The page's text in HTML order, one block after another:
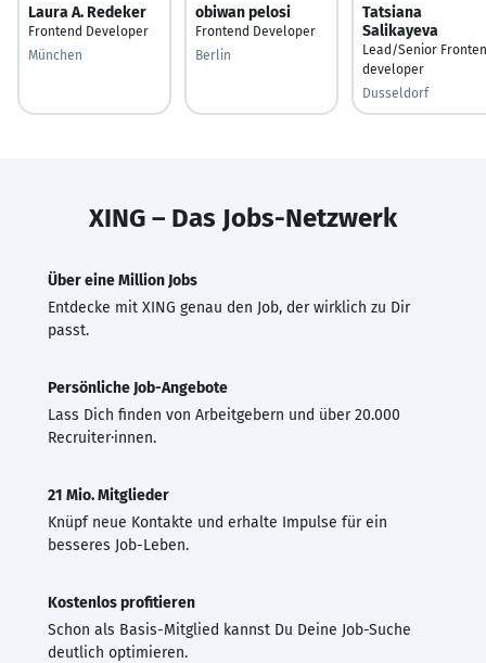
Laura A. Redeker
Frontend Developer
München
obiwan pelosi
Frontend Developer
Berlin
Tatsiana
Salikayeva
Lead/Senior
developer
Dusseldorf
XING – Das Jobs-Netzwerk
Über eine Million Jobs
Entdecke mit XING genau den Job, der wirklich zu Dir
passt.
Persönliche Job-Angebote
Lass Dich finden von Arbeitgebern und über 20.000
Recruiter·innen.
21 Mio. Mitglieder
Knüpf neue Kontakte und erhalte Impulse für ein
besseres Job-Leben.
Kostenlos profitieren
Schon als Basis-Mitglied kannst Du Deine Job-Suche
deutlich optimieren.